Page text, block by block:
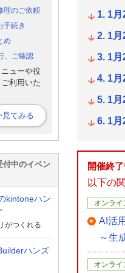
1
1
1
1
1
1
開催終了
以下の
オンライ
AI活
～生
オンライ
理のご依頼
手続き
め
、ご確認
ューや役
利用いた
見てみる
付中のイベン
kintoneハン
がつくれる
ハンズ